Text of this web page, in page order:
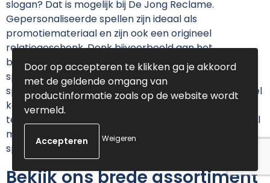
slogan? Dat is mogelijk bij De Jong Reclame.
Gepersonaliseerde spellen zijn ideaal als
promotiemateriaal en zijn ook een origineel
relatiegeschenk. Denk bijvoorbeeld aan het
bedrukken van een frisbee voor een zomerse
sportactiviteit, of een fluitje met logo voor een
sportevenement. En een houten puzzel of dominospel
kan goed ingezet worden tijdens een dagje
teambuilding. Zo vergroot je door middel van een spel
met bedrukking de zichtbaarheid van je merk op een
speelse en effectieve manier.
Bekijk ons brede assortiment
Door op accepteren te klikken ga je akkoord
met de geldende omgang van
productinformatie zoals op de website wordt
vermeld.
Weigeren